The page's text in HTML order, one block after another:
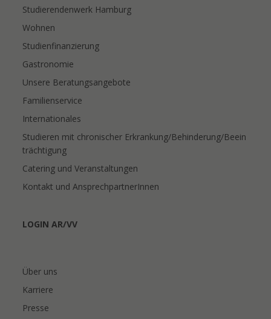
Studierendenwerk Hamburg
Wohnen
Studienfinanzierung
Gastronomie
Unsere Beratungsangebote
Familienservice
Internationales
Studieren mit chronischer Erkrankung/Behinderung/Beein
trächtigung
Catering und Veranstaltungen
Kontakt und AnsprechpartnerInnen
LOGIN AR/VV
Über uns
Karriere
Presse